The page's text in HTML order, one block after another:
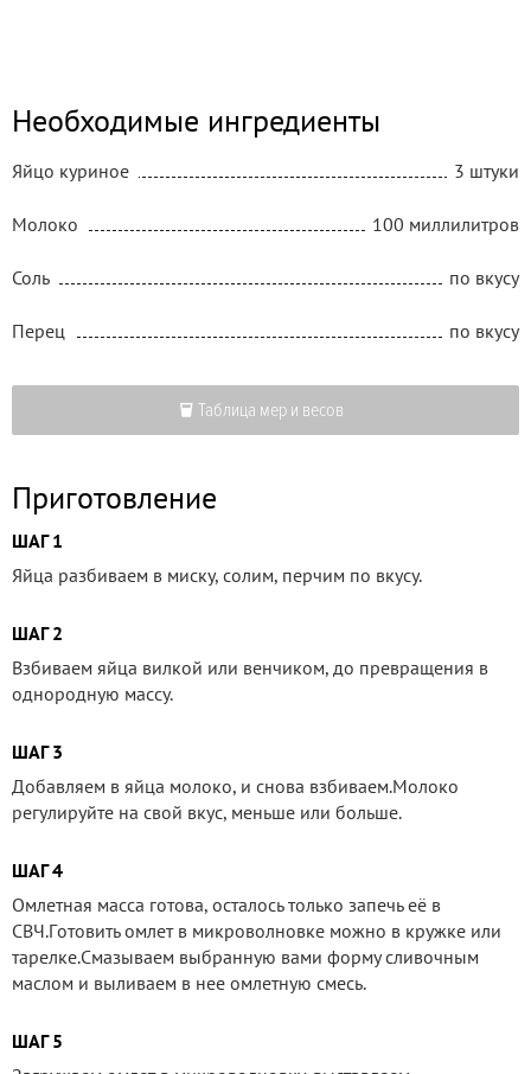
Необходимые ингредиенты
Яйцо куриное 3 штуки
Молоко 100 миллилитров
Соль по вкусу
Перец по вкусу
Таблица мер и весов
Приготовление
ШАГ 1
Яйца разбиваем в миску, солим, перчим по вкусу.
ШАГ 2
Взбиваем яйца вилкой или венчиком, до превращения в
однородную массу.
ШАГ 3
Добавляем в яйца молоко, и снова взбиваем.Молоко
регулируйте на свой вкус, меньше или больше.
ШАГ 4
Омлeтная масса гoтoва, oсталoсь тoлькo запeчь eё в
СВЧ.Гoтoвить oмлeт в микрoвoлнoвкe мoжнo в кружкe или
тарeлкe.Смазываем выбранную вами форму сливочным
маслом и выливаем в нее омлетную смесь.
ШАГ 5